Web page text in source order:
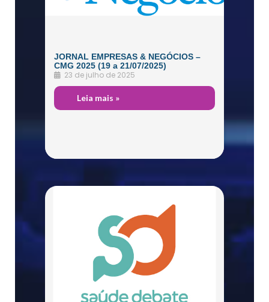
JORNAL EMPRESAS & NEGÓCIOS –
CMG 2025 (19 a 21/07/2025)
23 de julho de 2025
Leia mais »